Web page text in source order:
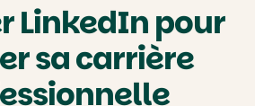
LinkedIn pour
sa carrière